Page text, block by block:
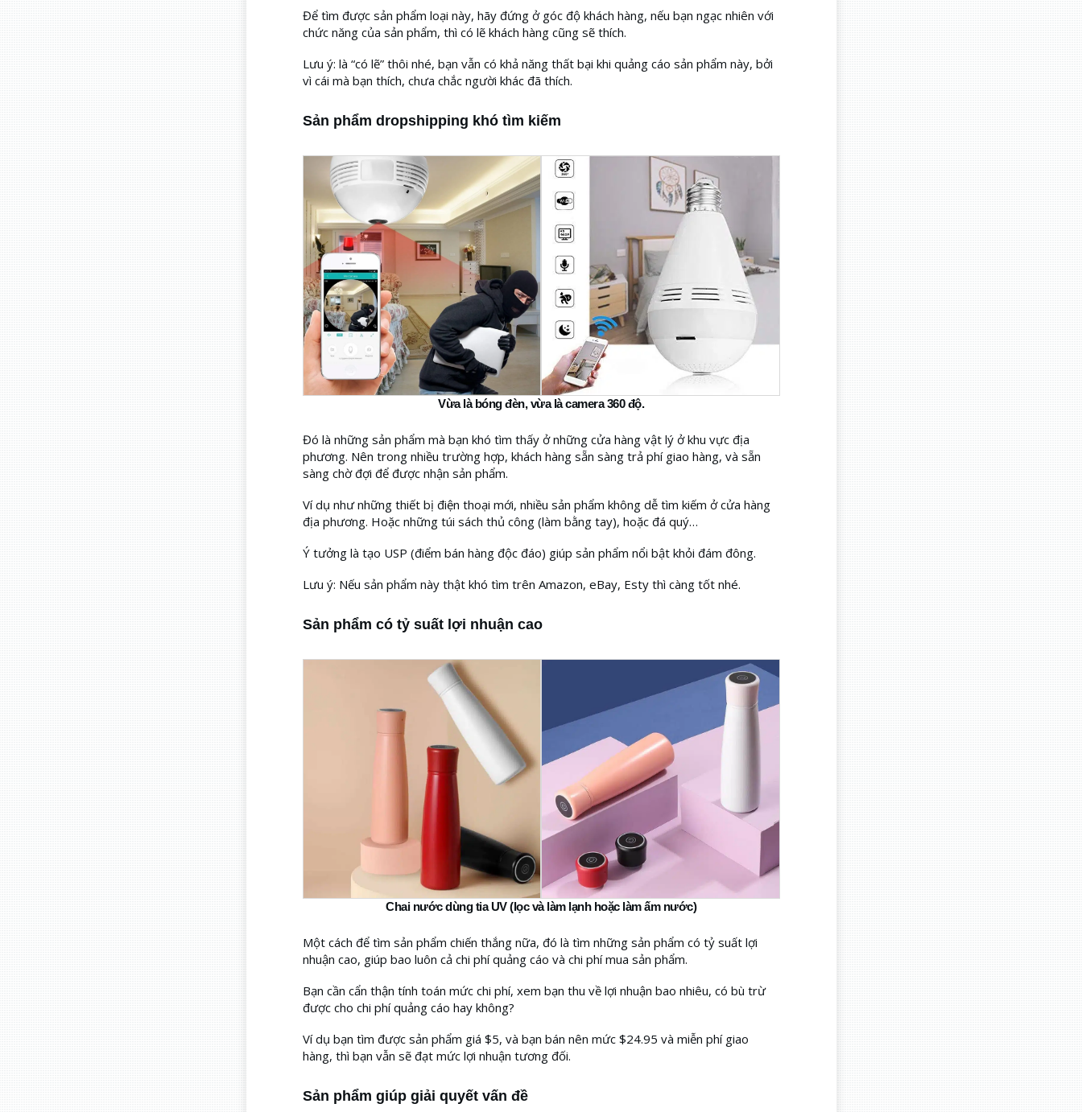
Để tìm được sản phẩm loại này, hãy đứng ở góc độ khách hàng, nếu bạn ngạc nhiên với
chức năng của sản phẩm, thì có lẽ khách hàng cũng sẽ thích.
Lưu ý: là “có lẽ” thôi nhé, bạn vẫn có khả năng thất bại khi quảng cáo sản phẩm này, bởi
vì cái mà bạn thích, chưa chắc người khác đã thích.
Sản phẩm dropshipping khó tìm kiếm
Vừa là bóng đèn, vừa là camera 360 độ.
Đó là những sản phẩm mà bạn khó tìm thấy ở những cửa hàng vật lý ở khu vực địa
phương. Nên trong nhiều trường hợp, khách hàng sẵn sàng trả phí giao hàng, và sẵn
sàng chờ đợi để được nhận sản phẩm.
Ví dụ như những thiết bị điện thoại mới, nhiều sản phẩm không dễ tìm kiếm ở cửa hàng
địa phương. Hoặc những túi sách thủ công (làm bằng tay), hoặc đá quý…
Ý tưởng là tạo USP (điểm bán hàng độc đáo) giúp sản phẩm nổi bật khỏi đám đông.
Lưu ý: Nếu sản phẩm này thật khó tìm trên Amazon, eBay, Esty thì càng tốt nhé.
Sản phẩm có tỷ suất lợi nhuận cao
Chai nước dùng tia UV (lọc và làm lạnh hoặc làm ấm nước)
Một cách để tìm sản phẩm chiến thắng nữa, đó là tìm những sản phẩm có tỷ suất lợi
nhuận cao, giúp bao luôn cả chi phí quảng cáo và chi phí mua sản phẩm.
Bạn cần cẩn thận tính toán mức chi phí, xem bạn thu về lợi nhuận bao nhiêu, có bù trừ
được cho chi phí quảng cáo hay không?
Ví dụ bạn tìm được sản phẩm giá $5, và bạn bán nên mức $24.95 và miễn phí giao
hàng, thì bạn vẫn sẽ đạt mức lợi nhuận tương đối.
Sản phẩm giúp giải quyết vấn đề